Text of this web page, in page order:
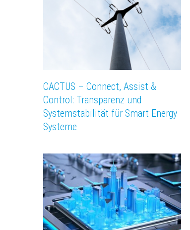
CACTUS – Connect, Assist &
Control: Transparenz und
Systemstabilität für Smart Energy
Systeme